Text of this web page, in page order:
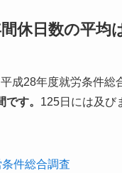
休日数の平均
成28年度就労条件総
す。 125日には及び
件総合調査